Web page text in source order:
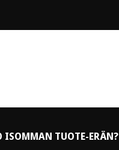
ISOMMAN TUOTE-ERÄN?